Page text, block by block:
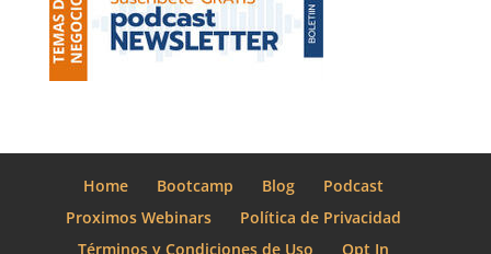
Home Bootcamp Blog
Podcast
Proximos Webinars
Política de Privacidad
Términos y Condiciones de Uso
Opt In